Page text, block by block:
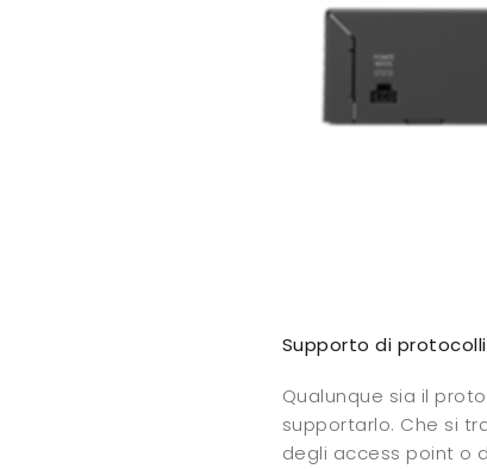
Supporto di
Qualunque sia il
supportarlo. Che si
degli access point o